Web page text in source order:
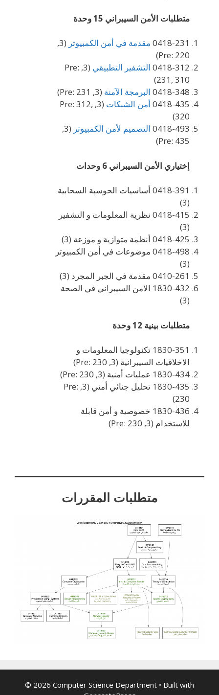
متطلبات الأمن السيبراني 15 وحدة
0418-231 مقدمة في أمن الكمبيوتر
(3,
Pre: 220)
0418-312 التشفير التطبيقي
(3, Pre:
231, 310)
0418-348 البرمجة الآمنة (3, Pre: 231)
0418-435 أمن الشبكات
(3, Pre: 312,
320)
0418-493 التصميم لأمن الكمبيوتر
(3,
Pre: 435)
إختياري الأمن السيبراني 6 وحدات
0418-391 أساسيات الحوسبة السحابية
(3)
0418-415 نظرية المعلومات و التشفير
(3)
0418-425 أنظمة متوازية و موزعة (3)
0418-498 موضوعات في أمن الكمبيوتر
(3)
0410-261 مقدمة في الجبر المجرد (3)
1830-432 الامن السيبراني في الصحة
(3)
متطلبات بينية 12 وحدة
1830-351 تكنولوجيا المعلومات و
الاخلاقيات السيبرانية (3, Pre: 230)
1830-434 عمليات أمنية (3, Pre: 230)
1830-435 تحليل جنائي أمني (3, Pre:
230)
1830-436 خصوصية و أمن قابلة
للاستخدام (3, Pre: 230)
متطلبات المقررات
© 2026 Computer Science Department • Built with